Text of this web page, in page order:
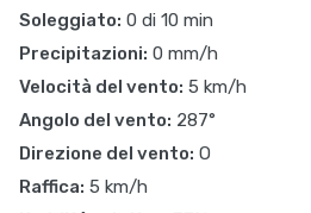
Soleggiato: 0 di 10 min
Precipitazioni: 0 mm/h
Velocità del vento: 5 km/h
Angolo del vento: 287°
Direzione del vento: O
Raffica: 5 km/h